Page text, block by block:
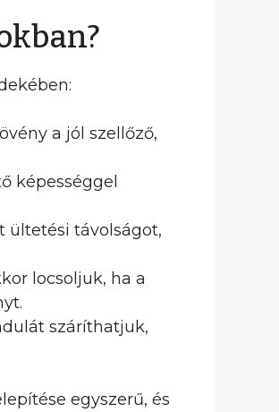
a jól szellőző,
képességgel
ültetési távolságot,
locsoljuk, ha a
száríthatjuk,
egyszerű, és